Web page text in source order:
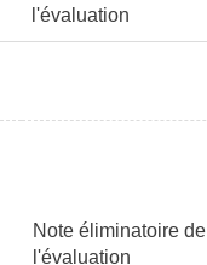
l'évaluation
Note éliminatoire de
l'évaluation